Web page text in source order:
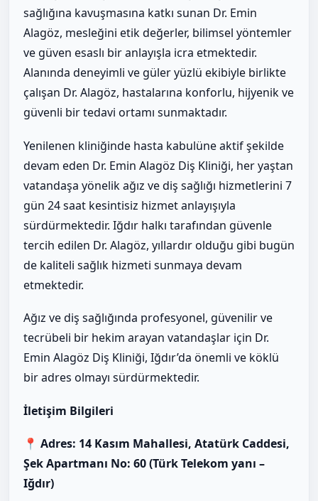
sağlığına kavuşmasına katkı sunan Dr. Emin
Alagöz, mesleğini etik değerler, bilimsel yöntemler
ve güven esaslı bir anlayışla icra etmektedir.
Alanında deneyimli ve güler yüzlü ekibiyle birlikte
çalışan Dr. Alagöz, hastalarına konforlu, hijyenik ve
güvenli bir tedavi ortamı sunmaktadır.
Yenilenen kliniğinde hasta kabulüne aktif şekilde
devam eden Dr. Emin Alagöz Diş Kliniği, her yaştan
vatandaşa yönelik ağız ve diş sağlığı hizmetlerini 7
gün 24 saat kesintisiz hizmet anlayışıyla
sürdürmektedir. Iğdır halkı tarafından güvenle
tercih edilen Dr. Alagöz, yıllardır olduğu gibi bugün
de kaliteli sağlık hizmeti sunmaya devam
etmektedir.
Ağız ve diş sağlığında profesyonel, güvenilir ve
tecrübeli bir hekim arayan vatandaşlar için Dr.
Emin Alagöz Diş Kliniği, Iğdır’da önemli ve köklü
bir adres olmayı sürdürmektedir.
İletişim Bilgileri
📍 Adres: 14 Kasım Mahallesi, Atatürk Caddesi,
Şek Apartmanı No: 60 (Türk Telekom yanı –
Iğdır)